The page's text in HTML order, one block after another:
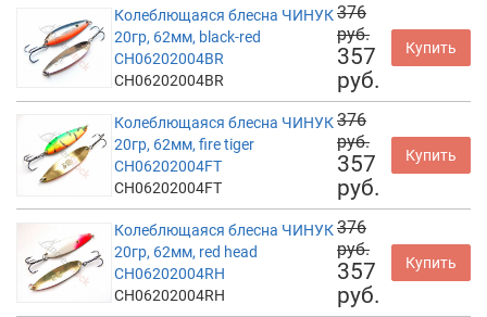
Колеблющаяся блесна ЧИНУК
20гр, 62мм, black-red
CH06202004BR
CH06202004BR
376
руб.
357
руб.
Купить
Колеблющаяся блесна ЧИНУК
20гр, 62мм, fire tiger
CH06202004FT
CH06202004FT
376
руб.
357
руб.
Купить
Колеблющаяся блесна ЧИНУК
20гр, 62мм, red head
CH06202004RH
CH06202004RH
376
руб.
357
руб.
Купить